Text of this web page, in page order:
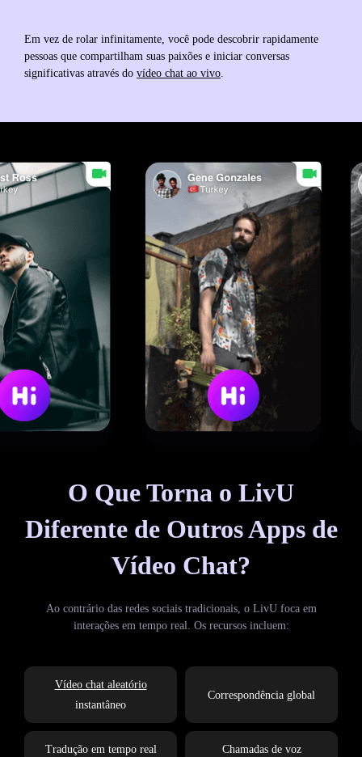
Em vez de rolar infinitamente, você pode descobrir rapidamente
pessoas que compartilham suas paixões e iniciar conversas
significativas através do vídeo chat ao vivo
O Que Torna o LivU
Diferente de Outros Apps de
Vídeo Chat?
Ao contrário das redes sociais tradicionais, o LivU foca em
interações em tempo real. Os recursos incluem:
Vídeo chat aleatório
instantâneo
Correspondência global
Tradução em tempo real Chamadas de voz